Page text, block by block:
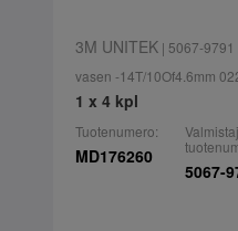
3M UNITEK| 5067-9791
vasen -14T/10Of4.6mm
1 x 4 kpl
Tuotenumero:
MD176260
5067-